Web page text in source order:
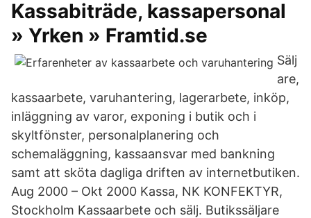
Kassabiträde, kassapersonal
» Yrken » Framtid.se
Sälj
are,
kassaarbete, varuhantering, lagerarbete, inköp,
inläggning av varor, exponing i butik och i
skyltfönster, personalplanering och
schemaläggning, kassaansvar med bankning
samt att sköta dagliga driften av internetbutiken.
Aug 2000 – Okt 2000 Kassa, NK KONFEKTYR,
Stockholm Kassaarbete och sälj. Butikssäljare